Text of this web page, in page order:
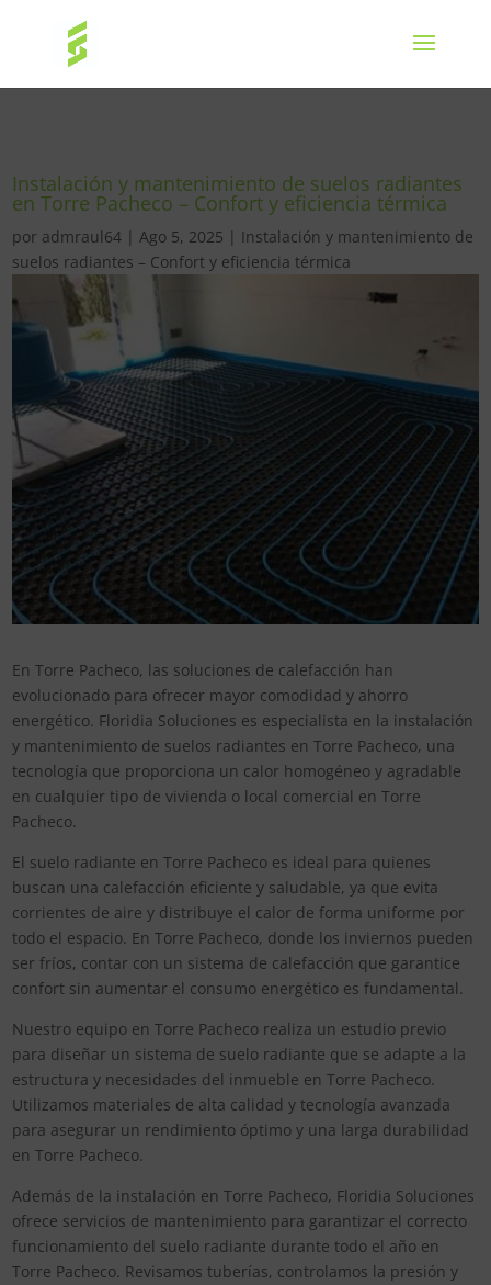
Instalación y mantenimiento de suelos radiantes
en Torre Pacheco – Confort y eficiencia térmica
por admraul64 |Ago 5, 2025 | Instalación y mantenimiento de
suelos radiantes – Confort y eficiencia térmica
En Torre Pacheco, las soluciones de calefacción han
evolucionado para ofrecer mayor comodidad y ahorro
energético. Floridia Soluciones es especialista en la instalación
y mantenimiento de suelos radiantes en Torre Pacheco, una
tecnología que proporciona un calor homogéneo y agradable
en cualquier tipo de vivienda o local comercial en Torre
Pacheco.
El suelo radiante en Torre Pacheco es ideal para quienes
buscan una calefacción eficiente y saludable, ya que evita
corrientes de aire y distribuye el calor de forma uniforme por
todo el espacio. En Torre Pacheco, donde los inviernos pueden
ser fríos, contar con un sistema de calefacción que garantice
confort sin aumentar el consumo energético es fundamental.
Nuestro equipo en Torre Pacheco realiza un estudio previo
para diseñar un sistema de suelo radiante que se adapte a la
estructura y necesidades del inmueble en Torre Pacheco.
Utilizamos materiales de alta calidad y tecnología avanzada
para asegurar un rendimiento óptimo y una larga durabilidad
en Torre Pacheco.
Además de la instalación en Torre Pacheco, Floridia Soluciones
ofrece servicios de mantenimiento para garantizar el correcto
funcionamiento del suelo radiante durante todo el año en
Torre Pacheco. Revisamos tuberías, controlamos la presión y